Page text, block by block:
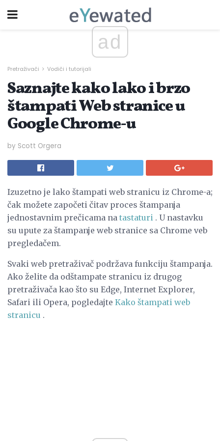
ad
Pretraživači Vodiči i tutorijali
Saznajte kako lako i brzo
štampati Web stranice u
Google Chrome-u
by Scott Orgera
Izuzetno je lako štampati web stranicu iz Chrome-a;
čak možete započeti čitav proces štampanja
jednostavnim prečicama na tastaturi . U nastavku
su upute za štampanje web stranice sa Chrome veb
pregledačem.
Svaki web pretraživač podržava funkciju štampanja.
Ako želite da odštampate stranicu iz drugog
pretraživača kao što su Edge, Internet Explorer,
Safari ili Opera, pogledajte Kako štampati web
stranicu .